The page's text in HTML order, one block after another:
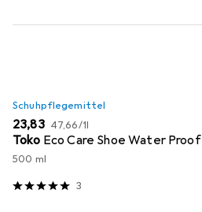
Schuhpflegemittel
EUR
23,83 EUR
47,66/1l
Toko Eco Care Shoe Water Proof
500 ml
3